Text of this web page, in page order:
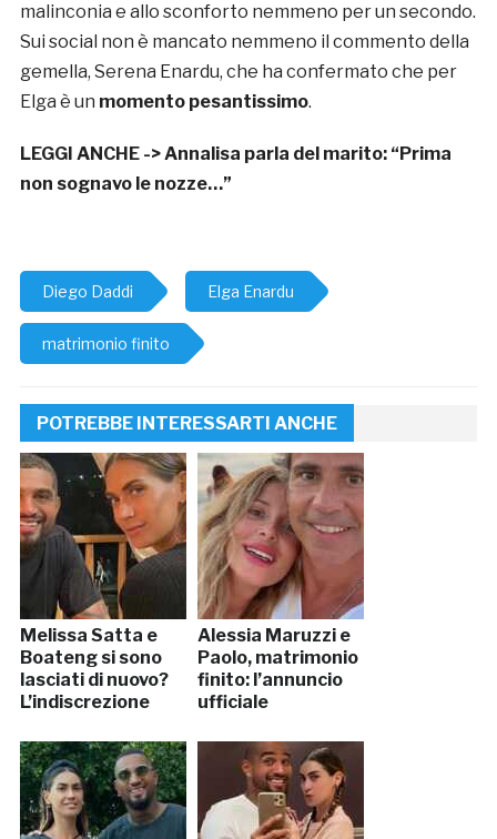
malinconia e allo sconforto nemmeno per un secondo.
Sui social non è mancato nemmeno il commento della
gemella, Serena Enardu, che ha confermato che per
Elga è un momento pesantissimo.
LEGGI ANCHE ->Annalisa parla del marito: “Prima
non sognavo le nozze…”
Diego Daddi Elga Enardu
matrimonio finito
POTREBBE INTERESSARTI ANCHE
Melissa Satta e
Boateng si sono
lasciati di nuovo?
L’indiscrezione
Alessia Maruzzi e
Paolo, matrimonio
finito: l’annuncio
ufficiale